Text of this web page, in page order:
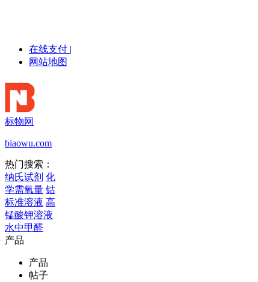
在线支付 |
网站地图
标物网
biaowu.com
热门搜索：
纳氏试剂 化
学需氧量 钴
标准溶液 高
锰酸钾溶液
水中甲醛
产品
产品
帖子